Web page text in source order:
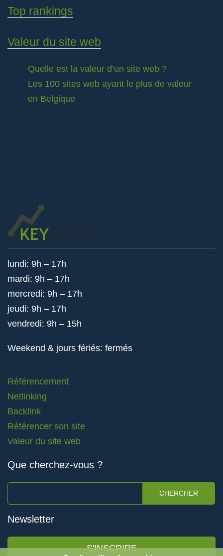
Top rankings
Valeur du site web
Quelle est la valeur d’un site web ?
Les 100 sites web ayant le plus de valeur
en Belgique
lundi: 9h – 17h
mardi: 9h – 17h
mercredi: 9h – 17h
jeudi: 9h – 17h
vendredi: 9h – 15h
Weekend & jours fériés: fermés
Référencement
Netlinking
Backlink
Référencer son site
Valeur du site web
Que cherchez-vous ?
CHERCHER
Newsletter
S'INSCRIRE